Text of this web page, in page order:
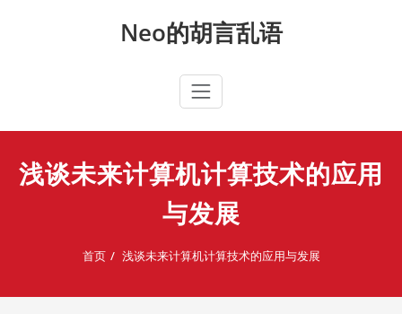
Neo的胡言乱语
浅谈未来计算机计算技术的应用
与发展
首页 浅谈未来计算机计算技术的应用与发展